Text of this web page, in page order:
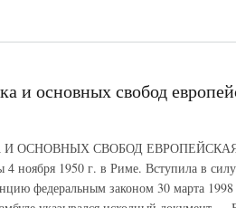
и основных свобод
СВОБОД ЕВРОПЕЙСКАЯ
ноября 1950 г. в Риме. Вступила в
федеральным законом 30 марта 1998